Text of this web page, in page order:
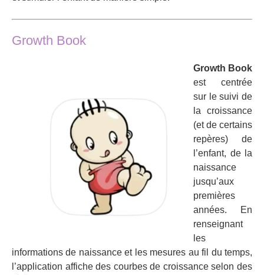
Growth Book
Growth Book
est centrée
sur le suivi de
la croissance
(et de certains
repères) de
l’enfant, de la
naissance
jusqu’aux
premières
années. En
renseignant
les
informations de naissance et les mesures au fil du temps,
l’application affiche des courbes de croissance selon des